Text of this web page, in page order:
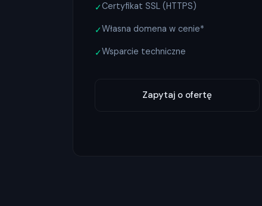
✓Certyfikat SSL (HTTPS)
✓Własna domena w cenie*
✓Wsparcie techniczne
Zapytaj o ofertę